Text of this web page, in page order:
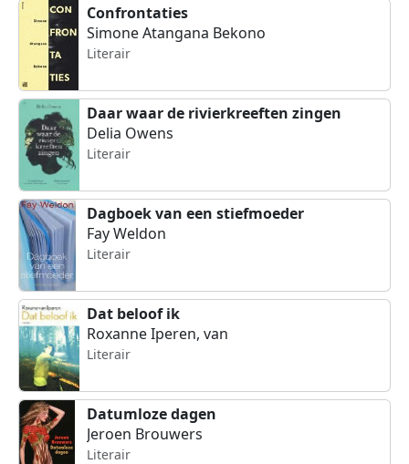
Confrontaties
Simone Atangana Bekono
Literair
Daar waar de rivierkreeften zingen
Delia Owens
Literair
Dagboek van een stiefmoeder
Fay Weldon
Literair
Dat beloof ik
Roxanne Iperen, van
Literair
Datumloze dagen
Jeroen Brouwers
Literair